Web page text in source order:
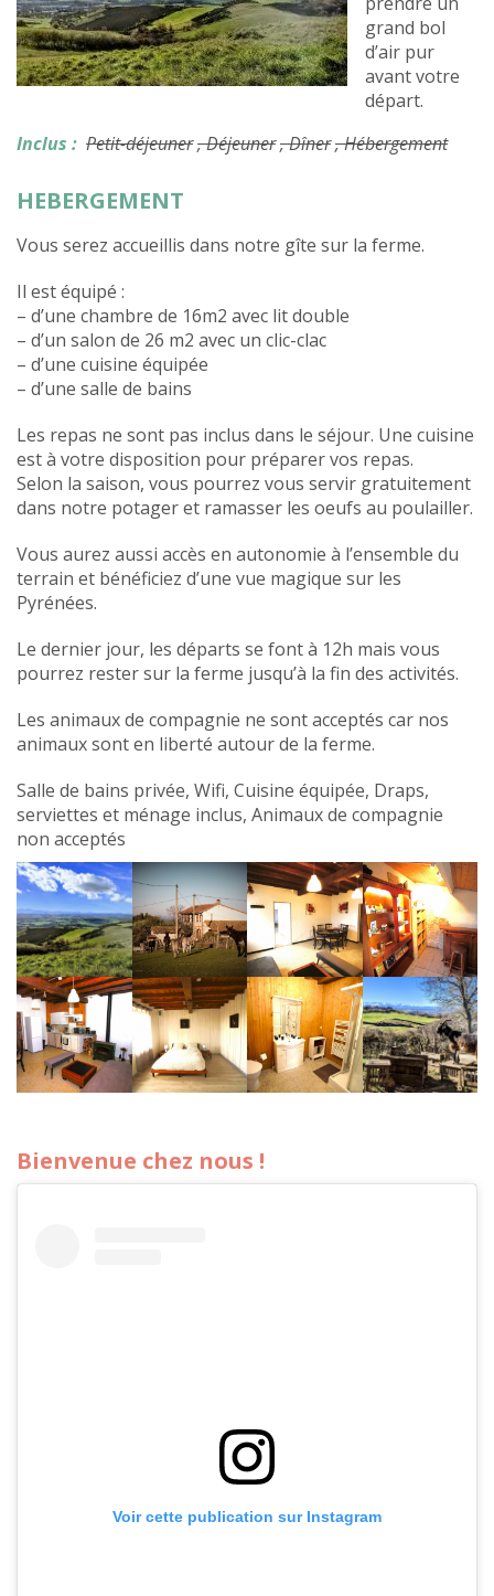
grand bol
d’air pur
avant votre
départ.
Inclus : Petit-déjeuner, Déjeuner, Dîner, Hébergement
HEBERGEMENT
Vous serez accueillis dans notre gîte sur la ferme.
Il est équipé :
– d’une chambre de 16m2 avec lit double
– d’un salon de 26 m2 avec un clic-clac
– d’une cuisine équipée
– d’une salle de bains
Les repas ne sont pas inclus dans le séjour. Une cuisine
est à votre disposition pour préparer vos repas.
Selon la saison, vous pourrez vous servir gratuitement
dans notre potager et ramasser les oeufs au poulailler.
Vous aurez aussi accès en autonomie à l’ensemble du
terrain et bénéficiez d’une vue magique sur les
Pyrénées.
Le dernier jour, les départs se font à 12h mais vous
pourrez rester sur la ferme jusqu’à la fin des activités.
Les animaux de compagnie ne sont acceptés car nos
animaux sont en liberté autour de la ferme.
Salle de bains privée, Wifi, Cuisine équipée, Draps,
serviettes et ménage inclus, Animaux de compagnie
non acceptés
Bienvenue chez nous !
Voir cette publication sur Instagram